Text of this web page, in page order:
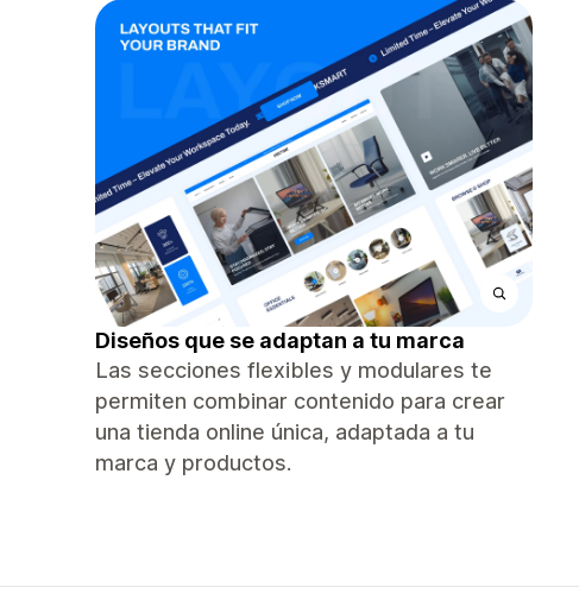
Diseños que se adaptan a tu marca
Las secciones flexibles y modulares te
permiten combinar contenido para crear
una tienda online única, adaptada a tu
marca y productos.